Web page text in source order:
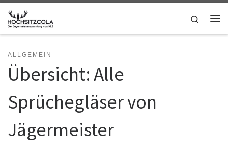
Zum Inhalt springen
Search
ALLGEMEIN
Übersicht: Alle
Sprüchegläser von
Jägermeister